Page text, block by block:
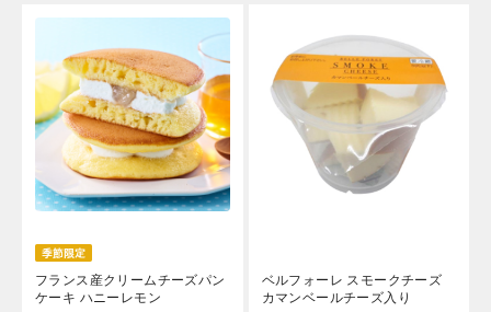
フランス産クリームチーズパン
ケーキ ハニーレモン
ベルフォーレ スモークチーズ
カマンベールチーズ入り